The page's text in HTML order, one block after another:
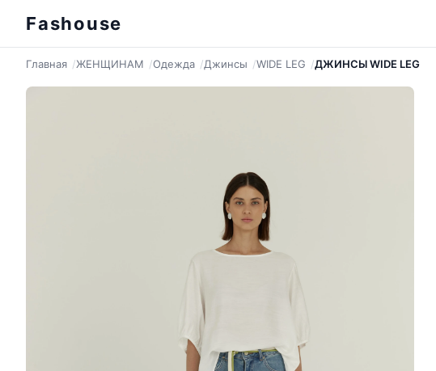
Fashouse
Главная ЖЕНЩИНАМ Одежда Джинсы WIDE LEG ДЖИНСЫ WIDE LEG